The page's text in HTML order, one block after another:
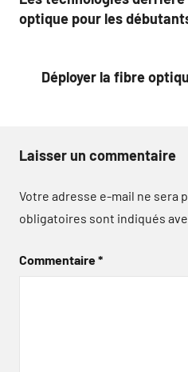
de
optique pour les
Déployer la fibre
Laisser un commentaire
Votre adresse e-mail ne sera
obligatoires sont indiqués
Commentaire*